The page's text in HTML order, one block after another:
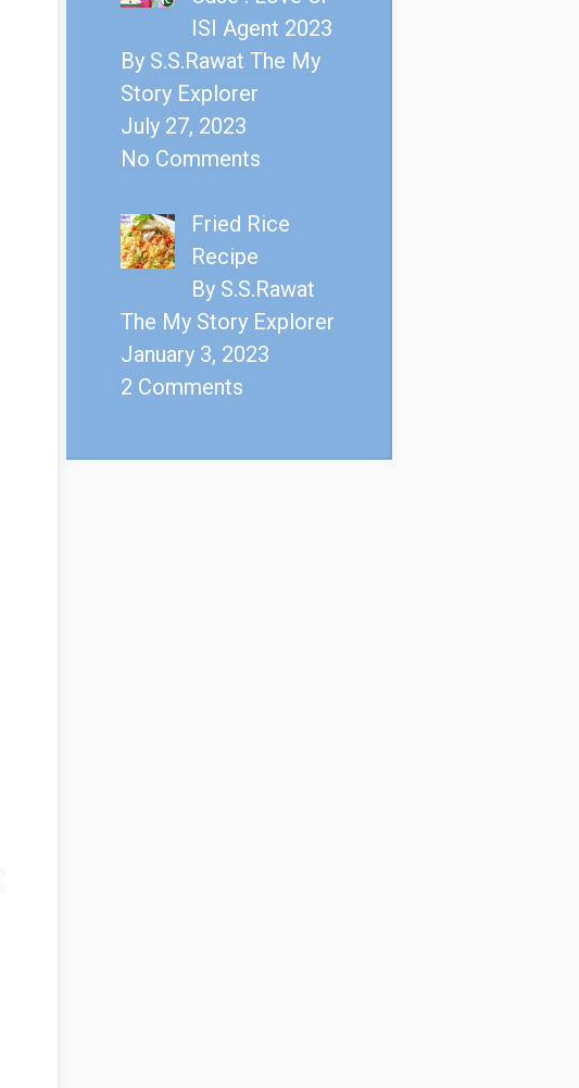
ISI Agent 2023
By S.S.Rawat The My
Story Explorer
July 27, 2023
No Comments
Fried Rice
Recipe
By S.S.Rawat
The My Story Explorer
January 3, 2023
2 Comments